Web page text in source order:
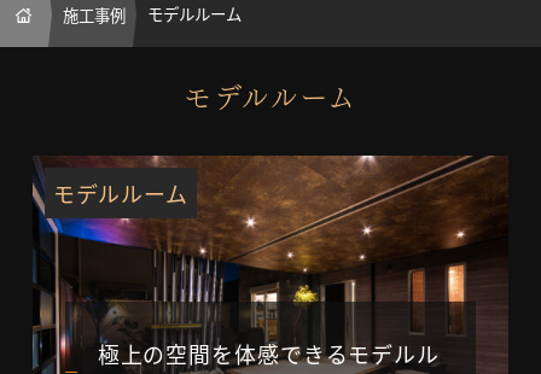
施工事例 モデルルーム
モデルルーム
モデルルーム
極上の空間を体感できるモデルル